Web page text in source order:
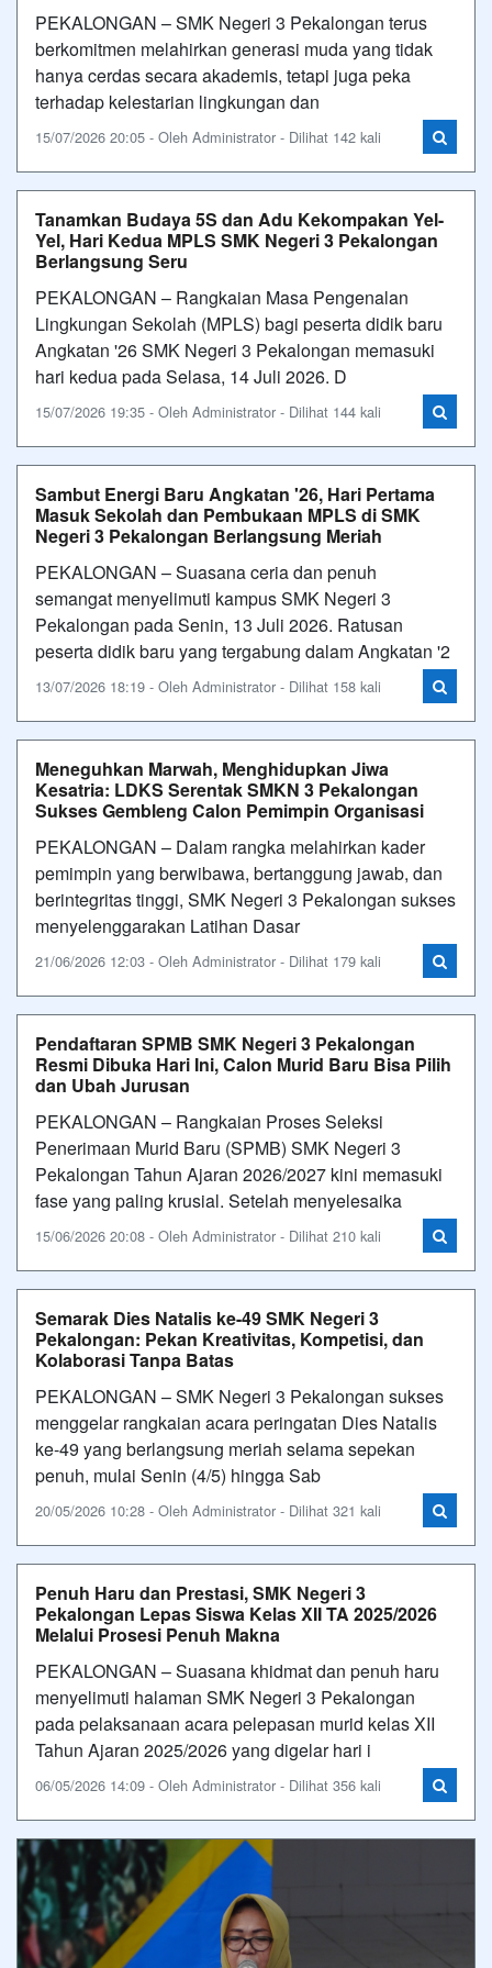
PEKALONGAN – SMK Negeri 3 Pekalongan terus
berkomitmen melahirkan generasi muda yang tidak
hanya cerdas secara akademis, tetapi juga peka
terhadap kelestarian lingkungan dan
15/07/2026 20:05 - Oleh Administrator - Dilihat 142 kali
Tanamkan Budaya 5S dan Adu Kekompakan Yel-
Yel, Hari Kedua MPLS SMK Negeri 3 Pekalongan
Berlangsung Seru
PEKALONGAN – Rangkaian Masa Pengenalan
Lingkungan Sekolah (MPLS) bagi peserta didik baru
Angkatan '26 SMK Negeri 3 Pekalongan memasuki
hari kedua pada Selasa, 14 Juli 2026. D
15/07/2026 19:35 - Oleh Administrator - Dilihat 144 kali
Sambut Energi Baru Angkatan '26, Hari Pertama
Masuk Sekolah dan Pembukaan MPLS di SMK
Negeri 3 Pekalongan Berlangsung Meriah
PEKALONGAN – Suasana ceria dan penuh
semangat menyelimuti kampus SMK Negeri 3
Pekalongan pada Senin, 13 Juli 2026. Ratusan
peserta didik baru yang tergabung dalam Angkatan '2
13/07/2026 18:19 - Oleh Administrator - Dilihat 158 kali
Meneguhkan Marwah, Menghidupkan Jiwa
Kesatria: LDKS Serentak SMKN 3 Pekalongan
Sukses Gembleng Calon Pemimpin Organisasi
PEKALONGAN – Dalam rangka melahirkan kader
pemimpin yang berwibawa, bertanggung jawab, dan
berintegritas tinggi, SMK Negeri 3 Pekalongan sukses
menyelenggarakan Latihan Dasar
21/06/2026 12:03 - Oleh Administrator - Dilihat 179 kali
Pendaftaran SPMB SMK Negeri 3 Pekalongan
Resmi Dibuka Hari Ini, Calon Murid Baru Bisa Pilih
dan Ubah Jurusan
PEKALONGAN – Rangkaian Proses Seleksi
Penerimaan Murid Baru (SPMB) SMK Negeri 3
Pekalongan Tahun Ajaran 2026/2027 kini memasuki
fase yang paling krusial. Setelah menyelesaika
15/06/2026 20:08 - Oleh Administrator - Dilihat 210 kali
Semarak Dies Natalis ke-49 SMK Negeri 3
Pekalongan: Pekan Kreativitas, Kompetisi, dan
Kolaborasi Tanpa Batas
PEKALONGAN – SMK Negeri 3 Pekalongan sukses
menggelar rangkaian acara peringatan Dies Natalis
ke-49 yang berlangsung meriah selama sepekan
penuh, mulai Senin (4/5) hingga Sab
20/05/2026 10:28 - Oleh Administrator - Dilihat 321 kali
Penuh Haru dan Prestasi, SMK Negeri 3
Pekalongan Lepas Siswa Kelas XII TA 2025/2026
Melalui Prosesi Penuh Makna
PEKALONGAN – Suasana khidmat dan penuh haru
menyelimuti halaman SMK Negeri 3 Pekalongan
pada pelaksanaan acara pelepasan murid kelas XII
Tahun Ajaran 2025/2026 yang digelar hari i
06/05/2026 14:09 - Oleh Administrator - Dilihat 356 kali